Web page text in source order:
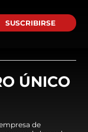
SUSCRIBIRSE
ÚNICO
de